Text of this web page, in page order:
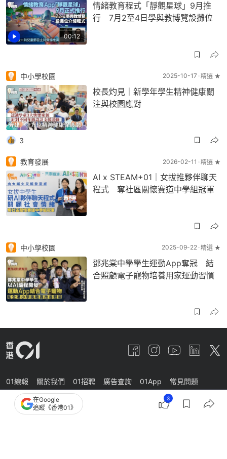
00:12
情緒教育程式「靜觀星球」9月推
行 7月2至4日學與教博覽設攤位
中小學校園 2025-10-17 精選 ★
校長灼見｜新學年學生精神健康關
注與校園應對
3
教育發展 2026-02-11 精選 ★
AI x STEAM+01｜女拔推夥伴聊天
程式 奪社區關懷賽道中學組冠軍
中小學校園 2025-09-22 精選 ★
鄧兆棠中學學生運動App奪冠 結
合照顧電子寵物培養用家運動習慣
在Google
追蹤《香港01》
3
01線報 關於我們 01招聘 廣告查詢 01App 常見問題
聯絡我們 私隱聲明 條款及細則